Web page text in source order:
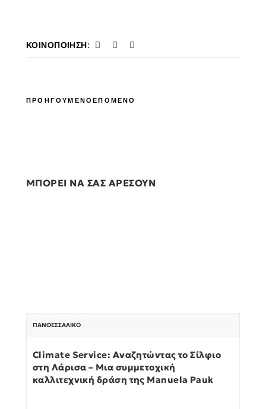
ΚΟΙΝΟΠΟΊΗΣΗ:
ΠΡΟΗΓΟΥΜΕΝΟΕΠΟΜΕΝΟ
ΜΠΟΡΕΙ ΝΑ ΣΑΣ ΑΡΕΣΟΥΝ
ΠΑΝΘΕΣΣΑΛΙΚΌ
Climate Service: Αναζητώντας το Σίλφιο
στη Λάρισα – Μια συμμετοχική
καλλιτεχνική δράση της Manuela Pauk